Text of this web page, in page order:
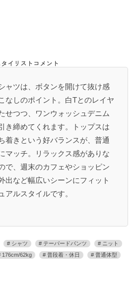
イリストコメント
ャツは、ボタンを開けて抜け感
なしのポイント。白Tとのレイヤ
せつつ、ワンウォッシュデニム
き締めてくれます。トップスは
着きという好バランスが、普通
マッチ。リラックス感がありな
で、週末のカフェやショッピン
出など幅広いシーンにフィット
アルスタイルです。
シャツ テーパードパンツ
ニット
176cm/62kg 普段着・休日
普通体型